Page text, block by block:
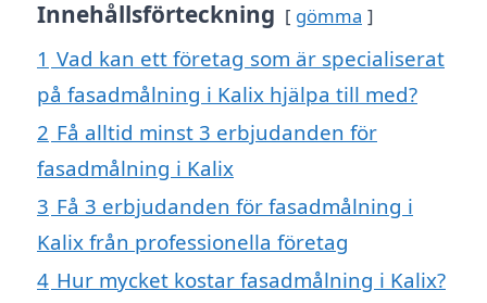
Innehållsförteckning gömma
1 Vad kan ett företag som är specialiserat
på fasadmålning i Kalix hjälpa till med?
2 Få alltid minst 3 erbjudanden för
fasadmålning i Kalix
3 Få 3 erbjudanden för fasadmålning i
Kalix från professionella företag
4 Hur mycket kostar fasadmålning i Kalix?